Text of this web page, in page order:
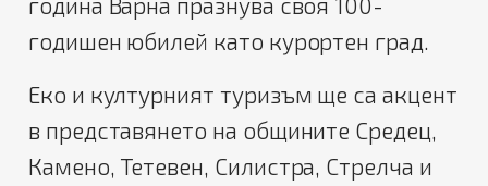
годишен юбилей като курортен град.
Еко и културният туризъм ще са акцент
в представянето на общините Средец,
Камено, Тетевен, Силистра, Стрелча и